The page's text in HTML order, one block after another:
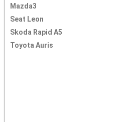
Mazda3
Seat Leon
Skoda Rapid A5
Toyota Auris